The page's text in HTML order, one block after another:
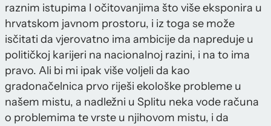
raznim istupima I očitovanjima što više eksponira u
hrvatskom javnom prostoru, i iz toga se može
isčitati da vjerovatno ima ambicije da napreduje u
političkoj karijeri na nacionalnoj razini, i na to ima
pravo. Ali bi mi ipak više voljeli da kao
gradonačelnica prvo riješi ekološke probleme u
našem mistu, a nadležni u Splitu neka vode računa
o problemima te vrste u njihovom mistu, i da